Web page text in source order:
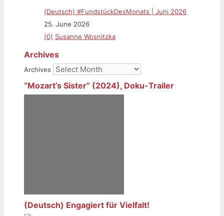
(Deutsch) #FundstückDesMonats | Juni 2026
25. June 2026
(0) Susanne Wosnitzka
Archives
Archives
“Mozart’s Sister” (2024), Doku-Trailer
(Deutsch) Engagiert für Vielfalt!